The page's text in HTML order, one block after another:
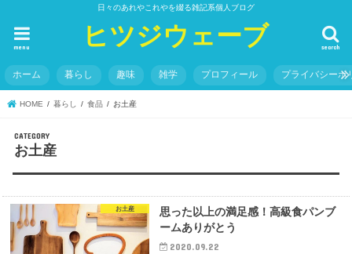
日々のあれやこれやを綴る雑記系個人ブログ
ヒツジウェーブ search
menu
ホーム 暮らし 趣味 雑学 プロフィール プライバシーポ
HOME 暮らし 食品 お土産
お土産
お土産
思った以上の満足感！高級食パンブ
ームありがとう
2020.09.22